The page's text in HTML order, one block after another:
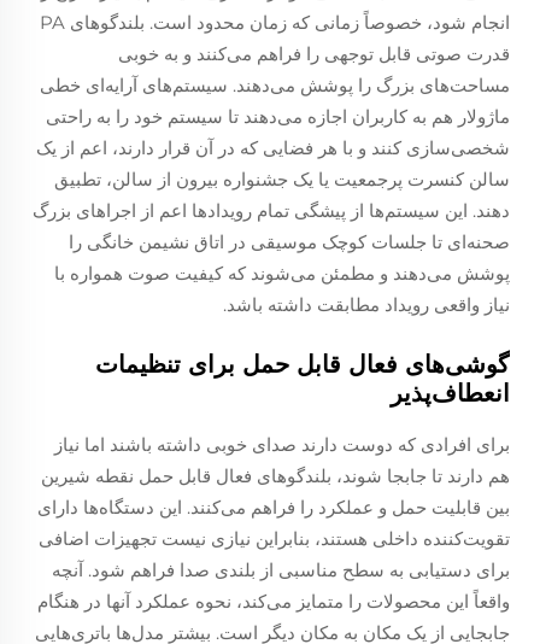
انجام شود، خصوصاً زمانی که زمان محدود است. بلندگوهای PA
قدرت صوتی قابل توجهی را فراهم می‌کنند و به خوبی
مساحت‌های بزرگ را پوشش می‌دهند. سیستم‌های آرایه‌ای خطی
ماژولار هم به کاربران اجازه می‌دهند تا سیستم خود را به راحتی
شخصی‌سازی کنند و با هر فضایی که در آن قرار دارند، اعم از یک
سالن کنسرت پرجمعیت یا یک جشنواره بیرون از سالن، تطبیق
دهند. این سیستم‌ها از پیشگی تمام رویدادها اعم از اجراهای بزرگ
صحنه‌ای تا جلسات کوچک موسیقی در اتاق نشیمن خانگی را
پوشش می‌دهند و مطمئن می‌شوند که کیفیت صوت همواره با
نیاز واقعی رویداد مطابقت داشته باشد.
گوشی‌های فعال قابل حمل برای تنظیمات
انعطاف‌پذیر
برای افرادی که دوست دارند صدای خوبی داشته باشند اما نیاز
هم دارند تا جابجا شوند، بلندگوهای فعال قابل حمل نقطه شیرین
بین قابلیت حمل و عملکرد را فراهم می‌کنند. این دستگاه‌ها دارای
تقویت‌کننده داخلی هستند، بنابراین نیازی نیست تجهیزات اضافی
برای دستیابی به سطح مناسبی از بلندی صدا فراهم شود. آنچه
واقعاً این محصولات را متمایز می‌کند، نحوه عملکرد آنها در هنگام
جابجایی از یک مکان به مکان دیگر است. بیشتر مدل‌ها باتری‌هایی